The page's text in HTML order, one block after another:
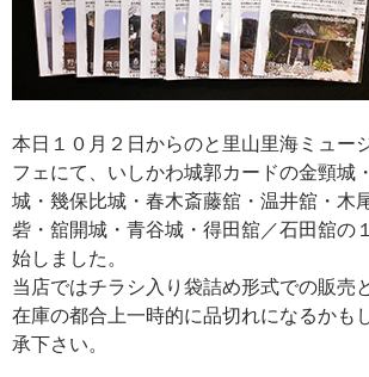
本日１０月２日からのと里山里海ミュー
フェにて、いしかわ城郭カードの金頸城
城・幾保比城・春木斎藤舘・温井舘・木
砦・舘開城・青谷城・得田舘／石田舘の
始しました。
当店ではチラシ入り袋詰め形式での販売
在庫の都合上一時的に品切れになるかも
承下さい。